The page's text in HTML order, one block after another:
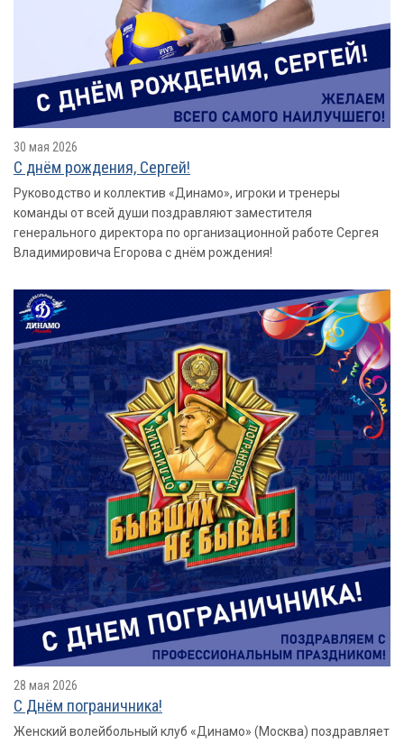
30 мая 2026
С днëм рождения, Сергей!
Руководство и коллектив «Динамо», игроки и тренеры
команды от всей души поздравляют заместителя
генерального директора по организационной работе Сергея
Владимировича Егорова с днём рождения!
28 мая 2026
​​​​​​​С Днём пограничника!
Женский волейбольный клуб «Динамо» (Москва) поздравляет